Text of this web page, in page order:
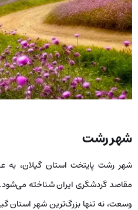
شهر رشت
شهر رشت پایتخت استان گیلان، به
وسعت، نه تنها بزرگ‌ترین شهر استان